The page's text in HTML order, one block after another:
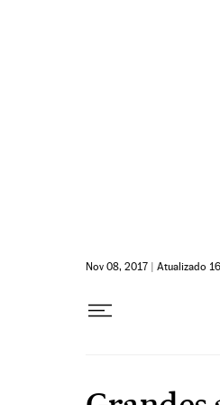
Nov 08, 2017 | Atualizado